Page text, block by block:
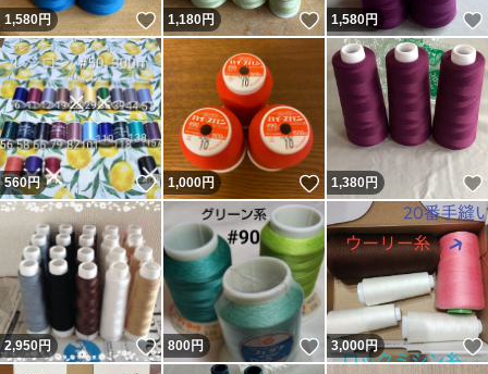
1,580円 いいね！
1,180円 いいね！
1,580円
560円 いいね！
1,000円 いいね！
1,380円
2,950円 いいね！
800円 いいね！
3,000円